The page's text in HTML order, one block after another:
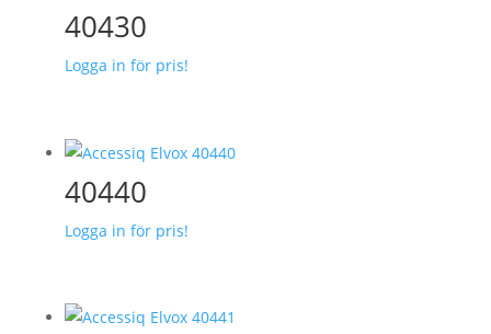
40430
Logga in för pris!
40440
Logga in för pris!